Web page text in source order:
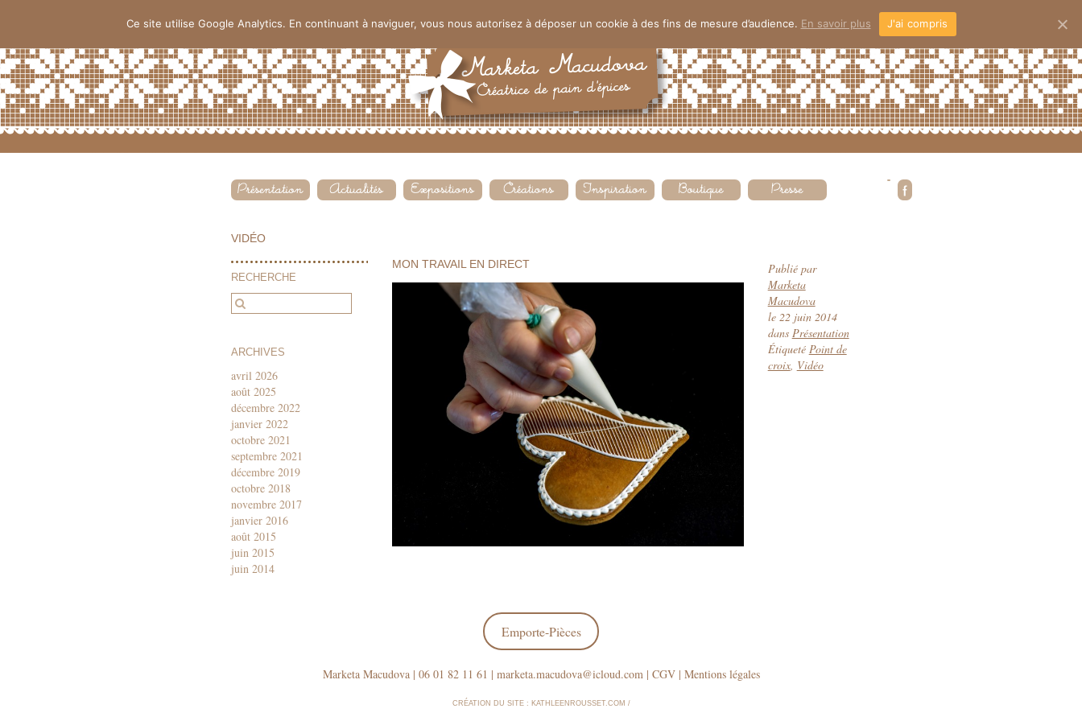
VIDÉO
RECHERCHE
ARCHIVES
avril 2026
août 2025
décembre 2022
janvier 2022
octobre 2021
septembre 2021
décembre 2019
octobre 2018
novembre 2017
janvier 2016
août 2015
juin 2015
juin 2014
MON TRAVAIL EN DIRECT
Publié par
Marketa
Macudova
le 22 juin 2014
dans Présentation
Étiqueté Point de
croix, Vidéo
Emporte-Pièces
Marketa Macudova | 06 01 82 11 61 | marketa.macudova@icloud.com | CGV| Mentions légales
CRÉATION DU SITE : KATHLEENROUSSET.COM /
Ce site utilise Google Analytics. En continuant à naviguer, vous nous autorisez à déposer un cookie à des fins de mesure d’audience. En savoir plus J'ai compris